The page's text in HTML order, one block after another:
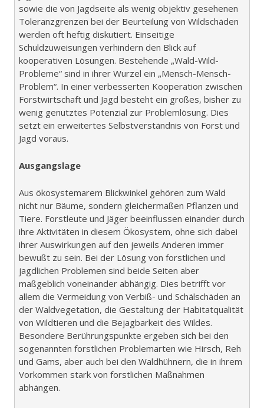
sowie die von Jagdseite als wenig objektiv gesehenen
Toleranzgrenzen bei der Beurteilung von Wildschäden
werden oft heftig diskutiert. Einseitige
Schuldzuweisungen verhindern den Blick auf
kooperativen Lösungen. Bestehende „Wald-Wild-
Probleme“ sind in ihrer Wurzel ein „Mensch-Mensch-
Problem“. In einer verbesserten Kooperation zwischen
Forstwirtschaft und Jagd besteht ein großes, bisher zu
wenig genutztes Potenzial zur Problemlösung. Dies
setzt ein erweitertes Selbstverständnis von Forst und
Jagd voraus.
Ausgangslage
Aus ökosystemarem Blickwinkel gehören zum Wald
nicht nur Bäume, sondern gleichermaßen Pflanzen und
Tiere. Forstleute und Jäger beeinflussen einander durch
ihre Aktivitäten in diesem Ökosystem, ohne sich dabei
ihrer Auswirkungen auf den jeweils Anderen immer
bewußt zu sein. Bei der Lösung von forstlichen und
jagdlichen Problemen sind beide Seiten aber
maßgeblich voneinander abhängig. Dies betrifft vor
allem die Vermeidung von Verbiß- und Schälschäden an
der Waldvegetation, die Gestaltung der Habitatqualität
von Wildtieren und die Bejagbarkeit des Wildes.
Besondere Berührungspunkte ergeben sich bei den
sogenannten forstlichen Problemarten wie Hirsch, Reh
und Gams, aber auch bei den Waldhühnern, die in ihrem
Vorkommen stark von forstlichen Maßnahmen
abhängen.